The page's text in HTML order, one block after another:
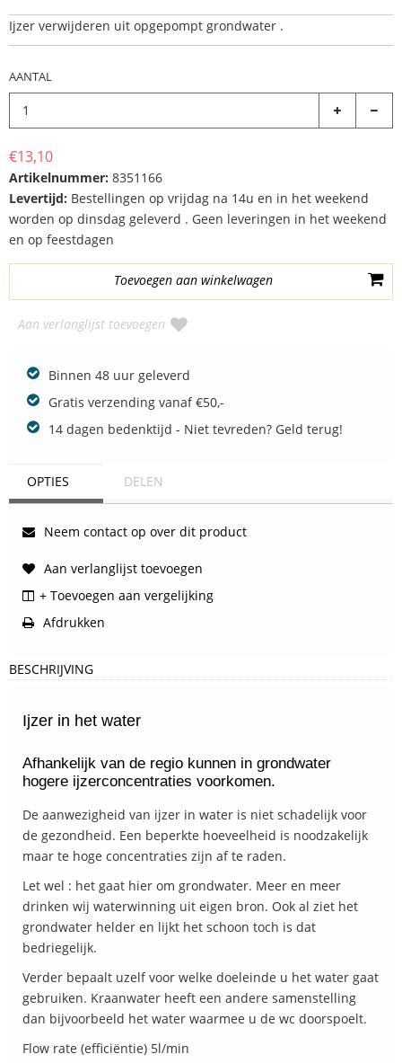
Ijzer verwijderen uit opgepompt grondwater .
AANTAL
€13,10
Artikelnummer: 8351166
Levertijd: Bestellingen op vrijdag na 14u en in het weekend
worden op dinsdag geleverd . Geen leveringen in het weekend
en op feestdagen
Aan verlanglijst toevoegen
Binnen 48 uur geleverd
Gratis verzending vanaf €50,-
14 dagen bedenktijd - Niet tevreden? Geld terug!
OPTIES DELEN
Neem contact op over dit product
Aan verlanglijst toevoegen
+ Toevoegen aan vergelijking
Afdrukken
BESCHRIJVING
Ijzer in het water
Afhankelijk van de regio kunnen in grondwater
hogere ijzerconcentraties voorkomen.
De aanwezigheid van ijzer in water is niet schadelijk voor
de gezondheid. Een beperkte hoeveelheid is noodzakelijk
maar te hoge concentraties zijn af te raden.
Let wel : het gaat hier om grondwater. Meer en meer
drinken wij waterwinning uit eigen bron. Ook al ziet het
grondwater helder en lijkt het schoon toch is dat
bedriegelijk.
Verder bepaalt uzelf voor welke doeleinde u het water gaat
gebruiken. Kraanwater heeft een andere samenstelling
dan bijvoorbeeld het water waarmee u de wc doorspoelt.
Flow rate (efficiëntie) 5l/min